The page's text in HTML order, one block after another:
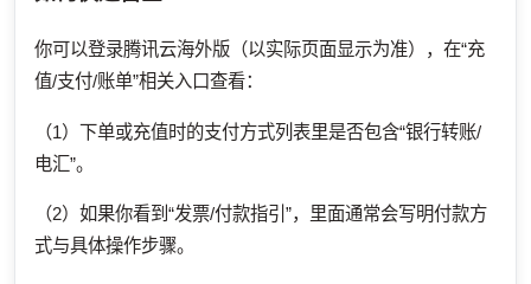
你可以登录腾讯云海外版（以实际页面显示为准），在“充
值/支付/账单”相关入口查看：
（1）下单或充值时的支付方式列表里是否包含“银行转账/
电汇”。
（2）如果你看到“发票/付款指引”，里面通常会写明付款方
式与具体操作步骤。